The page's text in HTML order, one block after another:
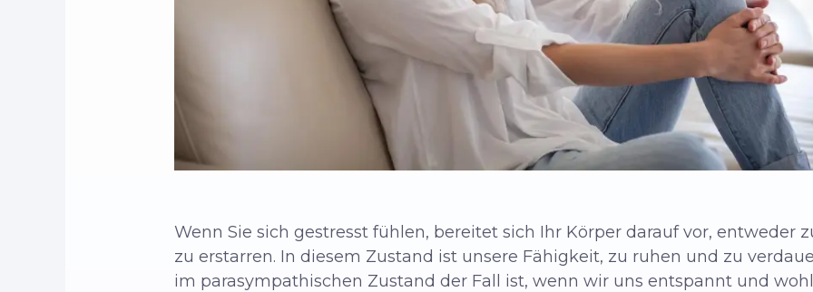
Wenn Sie sich gestresst fühlen, bereitet sich Ihr Körper darauf vor, entweder
zu erstarren. In diesem Zustand ist unsere Fähigkeit, zu ruhen und zu
im parasympathischen Zustand der Fall ist, wenn wir uns entspannt und